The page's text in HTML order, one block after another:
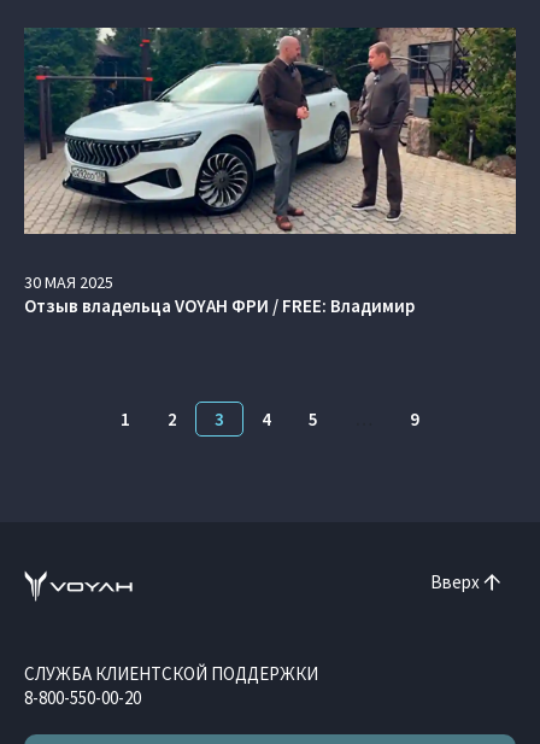
30МАЯ 2025
Отзыв владельца VOYAH ФРИ / FREE: Владимир
1 2 3 4 5 9
Вверх
СЛУЖБА КЛИЕНТСКОЙ ПОДДЕРЖКИ
8-800-550-00-20